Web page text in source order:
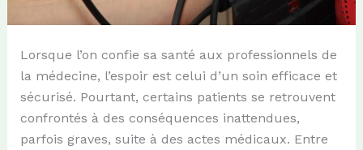
Lorsque l’on confie sa santé aux professionnels de
la médecine, l’espoir est celui d’un soin efficace et
sécurisé. Pourtant, certains patients se retrouvent
confrontés à des conséquences inattendues,
parfois graves, suite à des actes médicaux. Entre